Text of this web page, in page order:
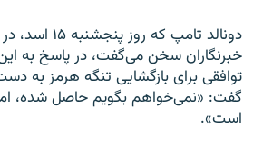
دونالد تامپ که
خبرنگاران سخن می‌گفت، در پاسخ به
توافقی برای بازگشایی تنگه هرمز به
گفت: «نمی‌خواهم بگویم حاصل شده، اما
است».